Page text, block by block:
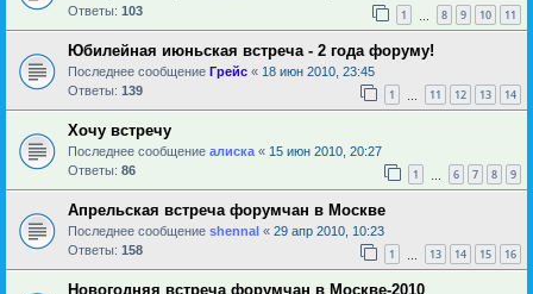
Ответы: 103 1 8 9 10 11
Юбилейная июньская встреча - 2 года форуму!
Последнее сообщение Грейс « 18 июн 2010, 23:45
Ответы: 139 1 11 12 13 14
Хочу встречу
Последнее сообщение алиска « 15 июн 2010, 20:27
Ответы: 86 1 6 7 8 9
Апрельская встреча форумчан в Москве
Последнее сообщение shennal « 29 апр 2010, 10:23
Ответы: 158 1 13 14 15 16
Новогодняя встреча форумчан в Москве-2010